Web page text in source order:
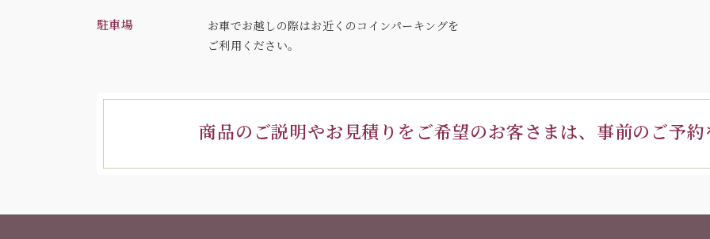
駐車場
お車でお越しの際はお近くのコインパーキングを
ご利用ください。
商品のご説明やお見積りを ご希望のお客さまは、 事前のご予